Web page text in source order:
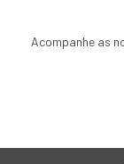
Acompanhe as